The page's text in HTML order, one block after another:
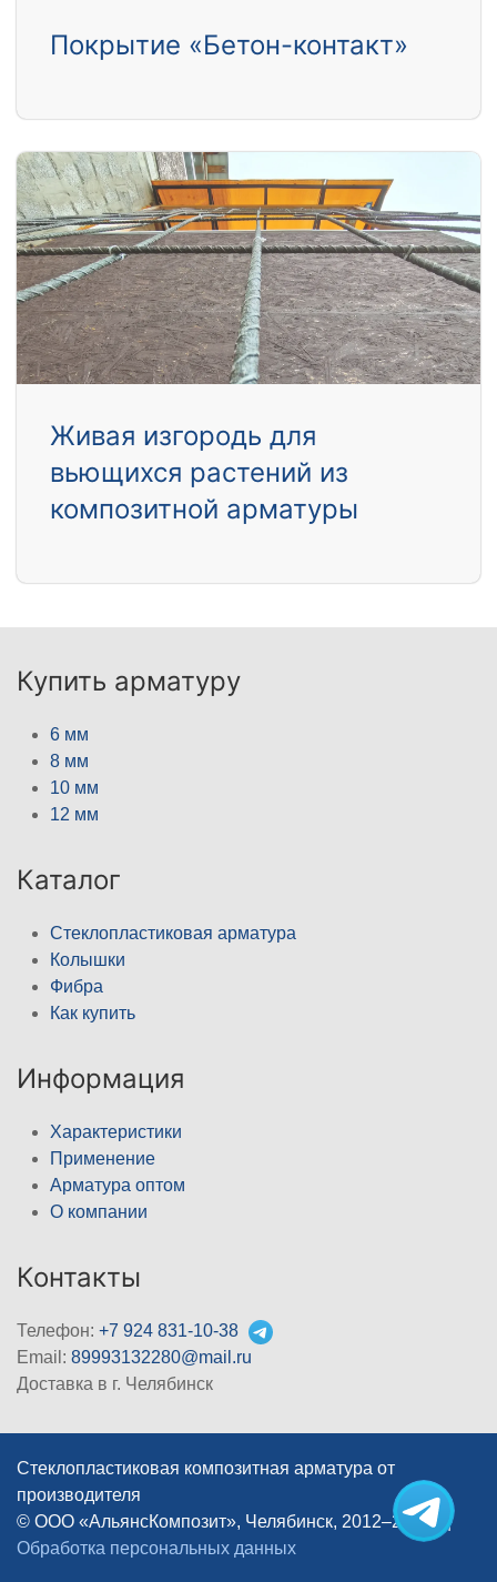
Покрытие «Бетон-контакт»
Живая изгородь для
вьющихся растений из
композитной арматуры
Купить арматуру
6 мм
8 мм
10 мм
12 мм
Каталог
Стеклопластиковая арматура
Колышки
Фибра
Как купить
Информация
Характеристики
Применение
Арматура оптом
О компании
Контакты
Телефон: +7 924 831-10-38
Email: 89993132280@mail.ru
Доставка в г. Челябинск
Стеклопластиковая композитная арматура от
производителя
© ООО «АльянсКомпозит», Челябинск, 2012–2026 |
Обработка персональных данных